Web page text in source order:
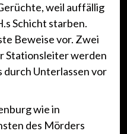
weil auffällig
Schicht starben.
Beweise vor. Zwei
Stationsleiter werden
durch Unterlassen vor
wie in
des Mörders